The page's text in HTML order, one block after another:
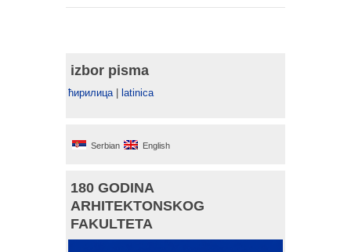
izbor pisma
ћирилица| latinica
Serbian English
180 GODINA
ARHITEKTONSKOG
FAKULTETA